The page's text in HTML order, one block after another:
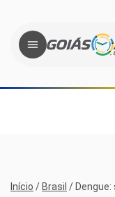
Início / Brasil /